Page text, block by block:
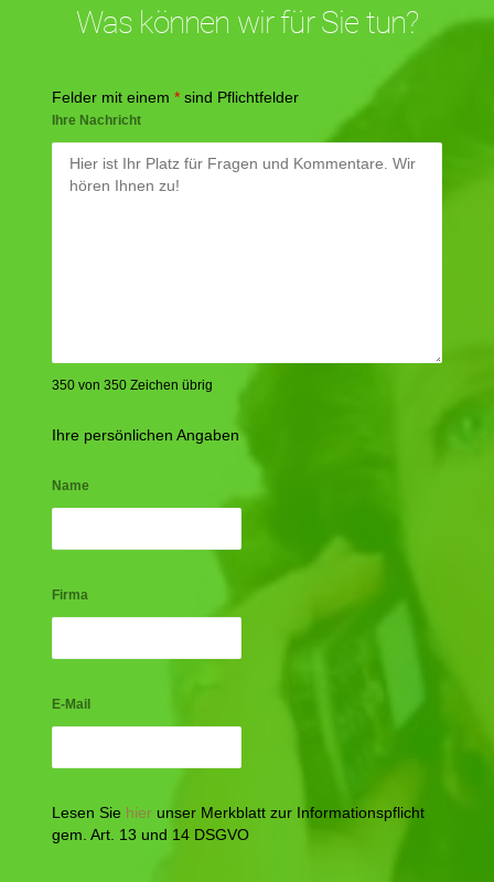
Was können wir für Sie tun?
Felder mit einem * sind Pflichtfelder
Ihre Nachricht
350 von 350 Zeichen übrig
Ihre persönlichen Angaben
Name
Firma
E-Mail
Lesen Sie hier unser Merkblatt zur Informationspflicht
gem. Art. 13 und 14 DSGVO